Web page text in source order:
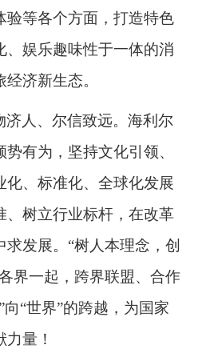
等各个方面， 打造特色
、娱乐趣味性于一体的消
济新生态。
济人、尔信致远。海利尔
有为，坚持文化引领、
化、标准化、全球化发展
、树立行业标杆，在改革
发展。 “树人本理念，创
界一起，跨界联盟、合作
“世界”的跨越，为国家
量！